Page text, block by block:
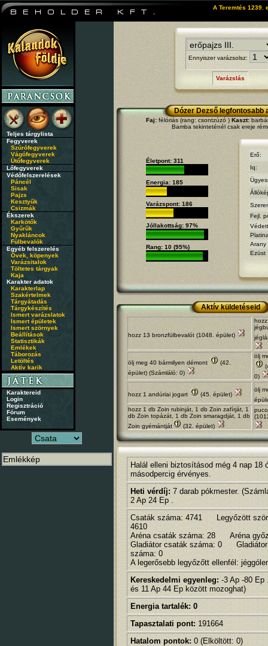
A Teremtés 1239.
Teljes tárgylista
Fegyverek
Szúrófegyverek
Vágófegyverek
Ütőfegyverek
Lőfegyverek
Védőfelszerelések
Páncél
Sisak
Pajzs
Kesztyűk
Csizmák
Ékszerek
Karkötők
Gyűrűk
Nyakláncok
Fülbevalók
Egyéb felszerelés
Övek, köpenyek
Varázsitalok
Töltetes tárgyak
Kaja
Karakter adatok
Karakterlap
Szakértelmek
Tárgyátadás
Tárgykészítés
Ismert varázslatok
Ismert épületek
Ismert szörnyek
Beállítások
Statisztikák
Emlékek
Táborozás
Letöltés
Aktív karik
Karaktereid
Login
Regisztráció
Fórum
Események
Ennyiszer varázsolsz:
Varázslás
Dózer Dezső legfontosabb
Faj:félóriás (rang: csontzúzó ) Kaszt:
Bamba tekinteténél csak ereje
Életpont: 311
Energia: 185
Varázspont: 186
Jóllakottság: 97%
Rang: 10 (95%)
Erő:
Iq:
Fejl.
Arany
Ezüst
Aktív küldetéseid
hozz 13 bronzfülbevalót (1048. épület)
ölj meg 40 bármilyen démont
(42.
épület) (Számláló: 0)
ölj
0)
hozz 1 andúriai jogart (45. épület)
ölj
hozz 1 db Zoin rubinját, 1 db Zoin zafírját, 1
db Zoin topázát, 1 db Zoin smaragdját, 1 db
Zoin gyémántját
(32. épület)
Halál elleni biztosításod még 4 nap 18
másodpercig érvényes.
Heti vérdíj:7 darab pókmester.
2 Ap 24 Ep .
Csaták száma: 4741 Legyőzött
4610
Aréna csaták száma: 28 Aréna
Gladiátor csaták száma: 0 Gladiátor
száma: 0
A legerősebb legyőzőtt ellenfél:
Kereskedelmi egyenleg:-3 Ap -80 Ep
és 11 Ap 44 Ep között mozoghat)
Energia tartalék: 0
Tapasztalati pont: 191664
Hatalom pontok:0 (Elköltött: 0)